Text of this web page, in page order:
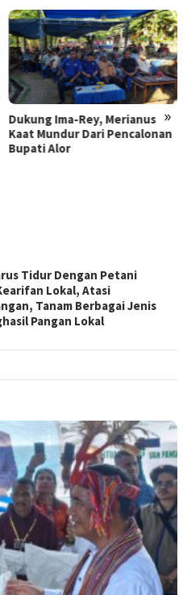
»
MK Hapus Ambang Batas
Parlemen 4 Persen,
Mulai 2029
Tidur Dengan Petani
Lokal, Atasi
Tanam Berbagai Jenis
Pangan Lokal